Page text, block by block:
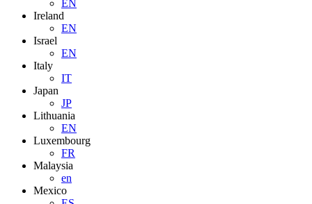
EN
Ireland
EN
Israel
EN
Italy
IT
Japan
JP
Lithuania
EN
Luxembourg
FR
Malaysia
en
Mexico